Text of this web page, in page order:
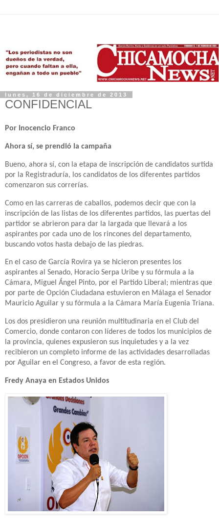
lunes, 16 de diciembre de 2013
CONFIDENCIAL
Por Inocencio Franco
Ahora sí, se prendió la campaña
Bueno, ahora sí, con la etapa de inscripción de candidatos surtida
por la Registraduría, los candidatos de los diferentes partidos
comenzaron sus correrías.
Como en las carreras de caballos, podemos decir que con la
inscripción de las listas de los diferentes partidos, las puertas del
partidor se abrieron para dar la largada que llevará a los
aspirantes por cada uno de los rincones del departamento,
buscando votos hasta debajo de las piedras.
En el caso de García Rovira ya se hicieron presentes los
aspirantes al Senado, Horacio Serpa Uribe y su fórmula a la
Cámara, Miguel Ángel Pinto, por el Partido Liberal; mientras que
por parte de Opción Ciudadana estuvieron en Málaga el Senador
Mauricio Aguilar y su fórmula a la Cámara María Eugenia Triana.
Los dos presidieron una reunión multitudinaria en el Club del
Comercio, donde contaron con líderes de todos los municipios de
la provincia, quienes expusieron sus inquietudes y a la vez
recibieron un completo informe de las actividades desarrolladas
por Aguilar en el Congreso, a favor de esta región.
Fredy Anaya en Estados Unidos